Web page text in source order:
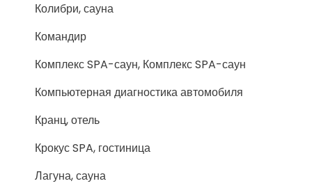
Колибри, сауна
Командир
Комплекс SPA-саун, Комплекс SPA-саун
Компьютерная диагностика автомобиля
Кранц, отель
Крокус SPA, гостиница
Лагуна, сауна